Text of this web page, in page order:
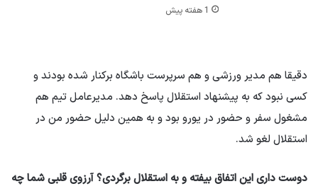
1 هفته پیش
دقیقا هم مدیر ورزشی و هم سرپرست باشگاه برکنار شده بودند و
کسی نبود که به پیشنهاد استقلال پاسخ دهد. مدیرعامل تیم هم
مشغول سفر و حضور در یورو بود و به همین دلیل حضور من در
استقلال لغو شد.
دوست داری این اتفاق بیفته و به استقلال برگردی؟ آرزوی قلبی شما چه